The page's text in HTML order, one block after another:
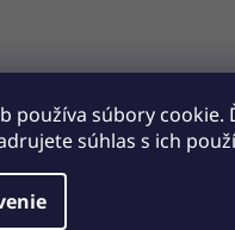
používa súbory
súhlas s ich